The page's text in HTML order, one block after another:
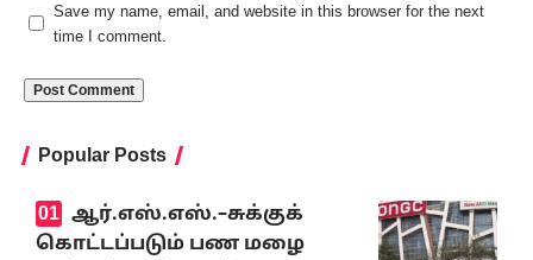
Save my name, email, and website in this browser for the next
time I comment.
Popular Posts
ஆர்.எஸ்.எஸ்.–சுக்குக்
கொட்டப்படும் பண மழை